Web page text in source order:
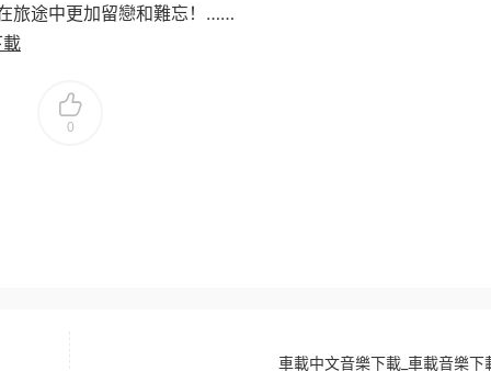
旅途中更加留戀和難忘！……
0
車載中文音樂下載_車載音樂下